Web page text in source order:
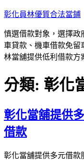
跳
主
要
內
彰化員林優質合法當鋪
慎選借款對象，選擇政
車貸款、機車借款免留
林當舖提供低利借款方
分類: 彰化
彰化當舖提供
借款
彰化當舖提供多元借款